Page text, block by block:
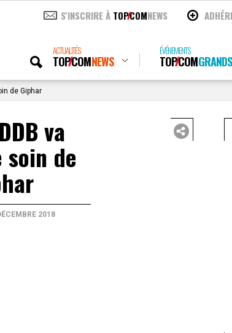
S'INSCRIRE À TOPCOMNEWS
ACTUALITÉS
TOPCOMNEWS
ÉVÉNEMENTS
TOPCOM
de Giphar
va
de
2018